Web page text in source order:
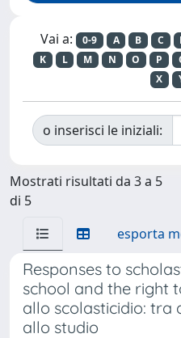
Vai a: 0-9 A B C
K
L M N O P
X
o inserisci le iniziali:
Mostrati risultati da 3 a 5
di 5
esporta
Responses to
school and the right
allo scolasticidio: tra
allo studio